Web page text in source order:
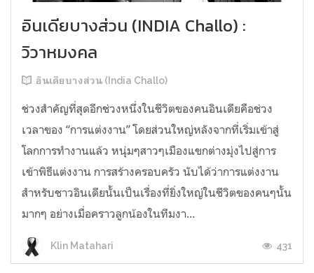
อินเดียบางส่วน (INDIA Challo) :
วิวาหมงคล
อินเดียบางส่วน (India Challo)
ช่วงสำคัญที่สุดอีกช่วงหนึ่งในชีวิตของคนอินเดียคือช่วง
เวลาของ “การแต่งงาน” โดยส่วนใหญ่หลังจากที่เริ่มเข้าสู่
โลกการทำงานแล้ว หนุ่มๆสาวๆเมืองแขกต่างมุ่งไปสู่การ
เข้าพิธีแต่งงาน การสร้างครอบครัว นับได้ว่าการแต่งงาน
สำหรับชาวอินเดียนั้นเป็นเรื่องที่ยิ่งใหญ่ในชีวิตของคนๆนั้น
มากๆ อย่างเมื่อคราวลูกน้องในทีมงา...
Klin Matahari 431